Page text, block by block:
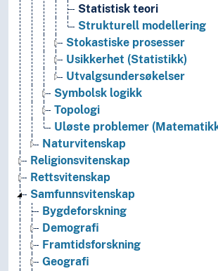
Statistisk teori
Strukturell modellering
Stokastiske prosesser
Usikkerhet (Statistikk)
Utvalgsundersøkelser
Symbolsk logikk
Topologi
Uløste problemer
Naturvitenskap
Religionsvitenskap
Rettsvitenskap
Samfunnsvitenskap
Bygdeforskning
Demografi
Framtidsforskning
Geografi